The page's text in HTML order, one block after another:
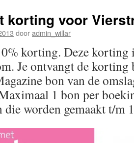
korting voor
dooradmin_willar
korting. Deze korting
Je ontvangt de
bon van de
1 bon per
die worden gemaakt t/m